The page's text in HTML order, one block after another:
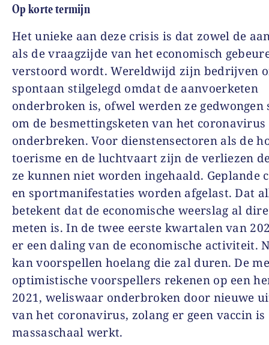
Op korte termijn
Het unieke aan deze crisis is dat zowel de
als de vraagzijde van het economisch
verstoord wordt. Wereldwijd zijn bedrijven
spontaan stilgelegd omdat de aanvoerketen
onderbroken is, ofwel werden ze gedwongen
om de besmettingsketen van het coronavirus
onderbreken. Voor dienstensectoren als de
toerisme en de luchtvaart zijn de verliezen
ze kunnen niet worden ingehaald. Geplande
en sportmanifestaties worden afgelast. Dat
betekent dat de economische weerslag al
meten is. In de twee eerste kwartalen van
er een daling van de economische activiteit.
kan voorspellen hoelang die zal duren. De
optimistische voorspellers rekenen op een
2021, weliswaar onderbroken door nieuwe
van het coronavirus, zolang er geen vaccin is
massaschaal werkt.